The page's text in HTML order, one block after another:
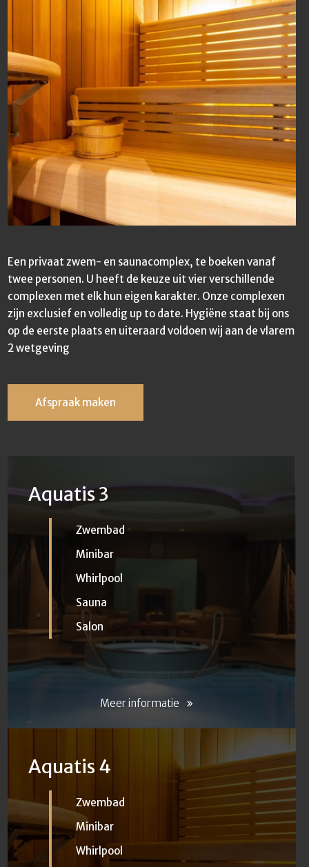
Een privaat zwem- en saunacomplex, te boeken vanaf
twee personen. U heeft de keuze uit vier verschillende
complexen met elk hun eigen karakter. Onze complexen
zijn exclusief en volledig up to date. Hygiëne staat bij ons
op de eerste plaats en uiteraard voldoen wij aan de vlarem
2 wetgeving
Afspraak maken
Aquatis 3
Zwembad
Minibar
Whirlpool
Sauna
Salon
Meer informatie
Aquatis 4
Zwembad
Minibar
Whirlpool